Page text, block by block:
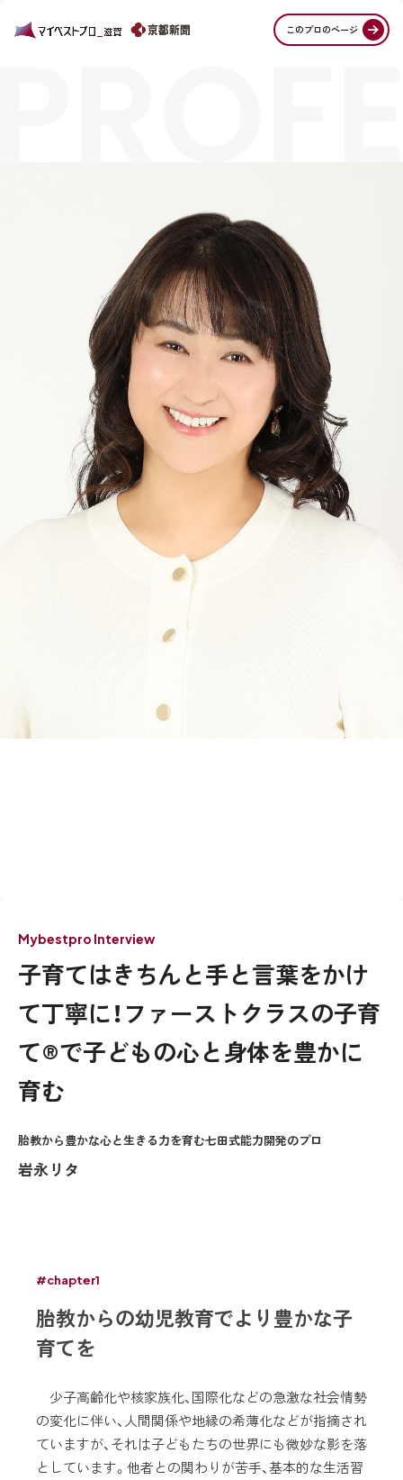
このプロのページ
Mybestpro Interview
子育てはきちんと手と言葉をかけ
て丁寧に！ファーストクラスの子育
て®で子どもの心と身体を豊かに
育む
胎教から豊かな心と生きる力を育む七田式能力開発のプロ
岩永リタ
#chapter1
胎教からの幼児教育でより豊かな子
育てを
少子高齢化や核家族化、国際化などの急激な社会情勢
の変化に伴い、人間関係や地縁の希薄化などが指摘され
ていますが、それは子どもたちの世界にも微妙な影を落
としています。他者との関わりが苦手、基本的な生活習